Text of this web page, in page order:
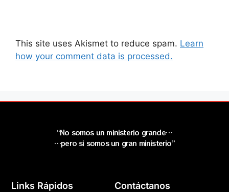
This site uses Akismet to reduce spam. Learn
how your comment data is processed.
“No somos un ministerio grande…
…pero si somos un gran ministerio”
Links Rápidos Contáctanos